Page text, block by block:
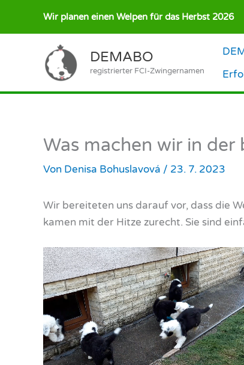
Wir planen einen Welpen für das Herbst 2026
DEMABO
registrierter FCI-Zwingernamen
Was machen wir in der
Von Denisa Bohuslavová / 23. 7. 2023
Wir bereiteten uns darauf vor, dass die
kamen mit der Hitze zurecht. Sie sind